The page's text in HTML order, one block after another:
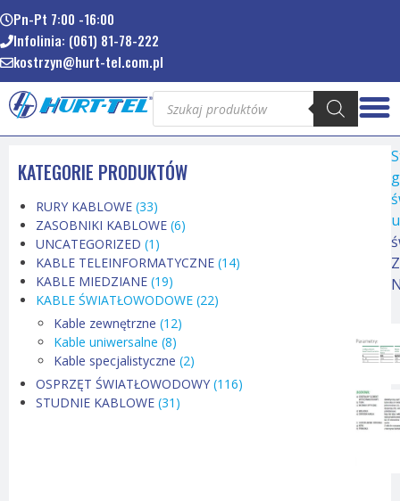
Pn-Pt 7:00 -16:00
Infolinia: (061) 81-78-222
kostrzyn@hurt-tel.com.pl
KATEGORIE PRODUKTÓW
RURY KABLOWE (33)
ZASOBNIKI KABLOWE (6)
UNCATEGORIZED (1)
KABLE TELEINFORMATYCZNE (14)
KABLE MIEDZIANE (19)
KABLE ŚWIATŁOWODOWE (22)
Kable zewnętrzne (12)
Kable uniwersalne (8)
Kable specjalistyczne (2)
OSPRZĘT ŚWIATŁOWODOWY (116)
STUDNIE KABLOWE (31)